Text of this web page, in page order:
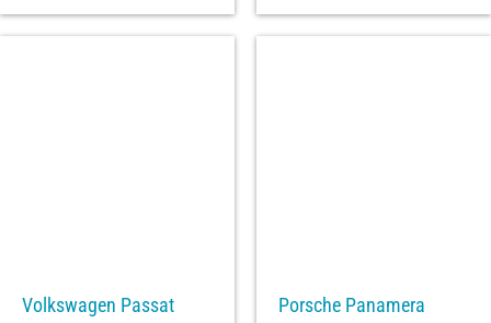
Volkswagen Passat
Porsche Panamera